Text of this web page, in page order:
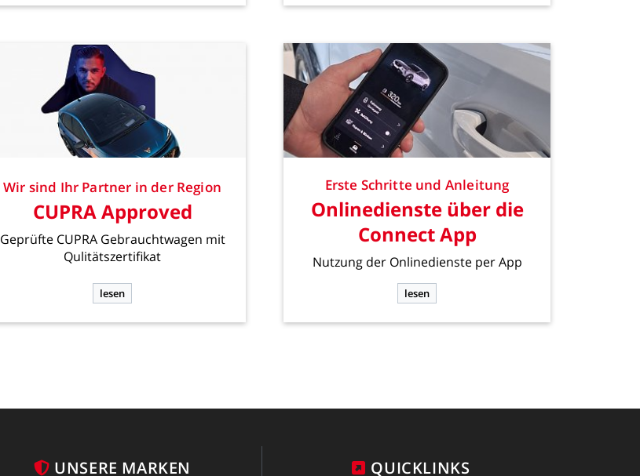
Wir sind Ihr Partner in der Region
CUPRAApproved
Geprüfte CUPRA Gebrauchtwagen mit
Qulitätszertifikat
lesen
Erste Schritte und Anleitung
Onlinedienste über die
ConnectApp
Nutzung der Onlinedienste per App
lesen
UNSERE MARKEN QUICKLINKS